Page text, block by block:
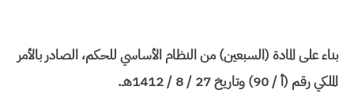
بناء على المادة (السبعين) من النظام الأساسي للحكم، الصادر بالأمر
الملكي رقم (أ / 90) وتاريخ 27 / 8 / 1412هـ.